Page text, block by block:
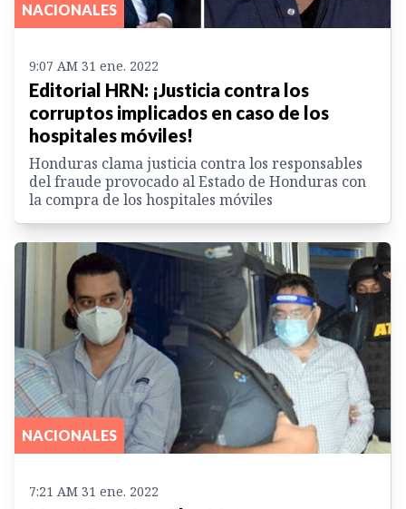
NACIONALES
9:07 AM 31 ene. 2022
Editorial HRN: ¡Justicia contra los
corruptos implicados en caso de los
hospitales móviles!
Honduras clama justicia contra los responsables
del fraude provocado al Estado de Honduras con
la compra de los hospitales móviles
NACIONALES
7:21 AM 31 ene. 2022